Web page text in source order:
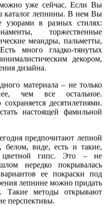
уже сейчас. Если Вы
каталог лепнины. В нем Вы
узорами в разных стилях:
торжественные
меандры, пальметты,
много гладко-тянутых
декором,
дизайна.
материала – не только
чем все остальное.
сохраняется десятилетиями.
настоящей фамильной
предпочитают лепной
белом, виде, есть и такие,
цветной гипс. Это – не
нередко покрывалась
ее покраски под
лепнине можно придать
Такие методы открывают
перспективы.